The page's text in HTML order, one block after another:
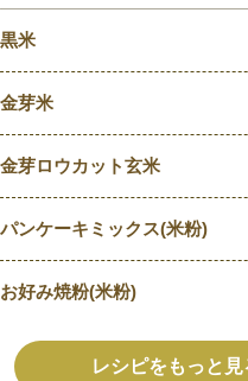
黒米
金芽米
金芽ロウカット玄米
パンケーキミックス(米粉)
お好み焼粉(米粉)
レシピをもっと見